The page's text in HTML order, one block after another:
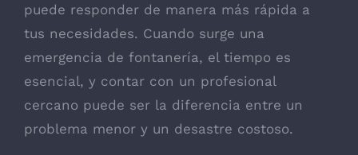
puede responder de manera más rápida a
tus necesidades. Cuando surge una
emergencia de fontanería, el tiempo es
esencial, y contar con un profesional
cercano puede ser la diferencia entre un
problema menor y un desastre costoso.